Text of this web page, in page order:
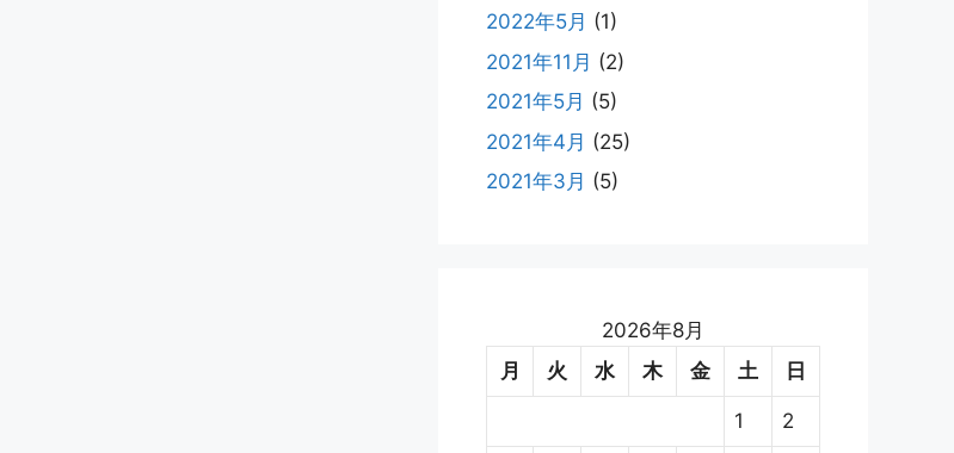
2022年5月 (1)
2021年11月 (2)
2021年5月 (5)
2021年4月 (25)
2021年3月 (5)
2026年8月
月
火 水 木 金 土 日
1 2